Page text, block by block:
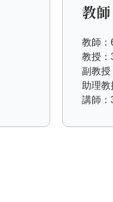
教師
教師：
教授：
副教授
助理
講師：